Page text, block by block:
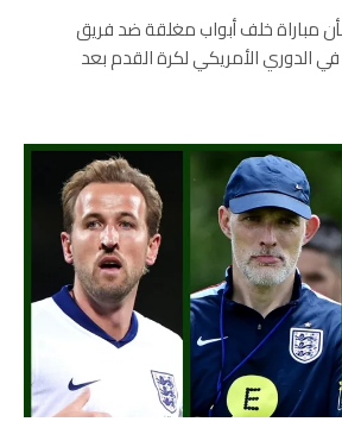
مباراة خلف أبواب مغلقة ضد فريق
الدوري الأمريكي لكرة القدم بعد